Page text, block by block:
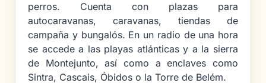
perros. Cuenta con plazas para
autocaravanas, caravanas, tiendas de
campaña y bungalós. En un radio de una hora
se accede a las playas atlánticas y a la sierra
de Montejunto, así como a enclaves como
Sintra, Cascais, Óbidos o la Torre de Belém.